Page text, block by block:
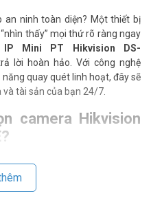
ninh toàn diện? Một thiết bị
thấy” mọi thứ rõ ràng ngay
IP Mini PT Hikvision DS-
lời hoàn hảo. Với công nghệ
quay quét linh hoạt, đây sẽ
và tài sản của bạn 24/7.
camera Hikvision
chỉ là một chiếc camera. Nó
thu nhỏ.